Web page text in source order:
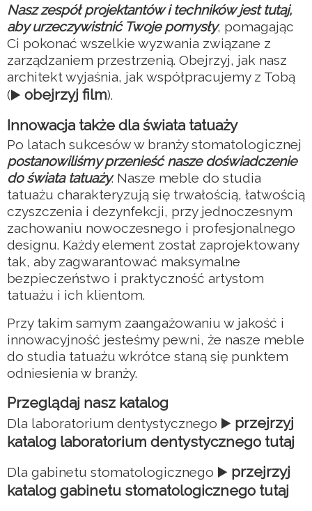
Nasz zespół projektantów i techników jest tutaj,
aby urzeczywistnić Twoje pomysły, pomagając
Ci pokonać wszelkie wyzwania związane z
zarządzaniem przestrzenią. Obejrzyj, jak nasz
architekt wyjaśnia, jak współpracujemy z Tobą
(▶️ obejrzyj film).
Innowacja także dla świata tatuaży
Po latach sukcesów w branży stomatologicznej
postanowiliśmy przenieść nasze doświadczenie
do świata tatuaży. Nasze meble do studia
tatuażu charakteryzują się trwałością, łatwością
czyszczenia i dezynfekcji, przy jednoczesnym
zachowaniu nowoczesnego i profesjonalnego
designu. Każdy element został zaprojektowany
tak, aby zagwarantować maksymalne
bezpieczeństwo i praktyczność artystom
tatuażu i ich klientom.
Przy takim samym zaangażowaniu w jakość i
innowacyjność jesteśmy pewni, że nasze meble
do studia tatuażu wkrótce staną się punktem
odniesienia w branży.
Przeglądaj nasz katalog
Dla laboratorium dentystycznego ▶️ przejrzyj
katalog laboratorium dentystycznego tutaj
Dla gabinetu stomatologicznego ▶️ przejrzyj
katalog gabinetu stomatologicznego tutaj